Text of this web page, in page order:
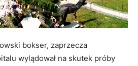
bokser, zaprzecza
wylądował na skutek próby